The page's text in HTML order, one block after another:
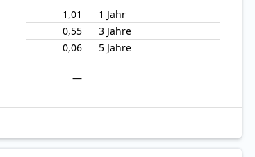
1,01
1 Jahr
0,55
3 Jahre
0,06
5 Jahre
—